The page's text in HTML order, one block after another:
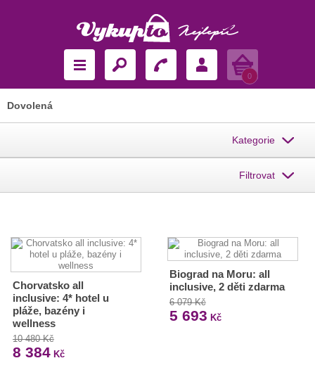
Košík
0
Dovolená
Kategorie
Filtrovat
Chorvatsko all
inclusive: 4* hotel u
pláže, bazény i
wellness
10 480 Kč
8 384 Kč
Biograd na Moru: all
inclusive, 2 děti zdarma
6 079 Kč
5 693 Kč